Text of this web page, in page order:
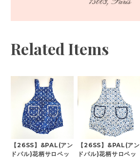
Related Items
【26SS】&PAL(アン
ドパル)花柄サロペッ
【26SS】&PAL(アン
ドパル)花柄サロペッ